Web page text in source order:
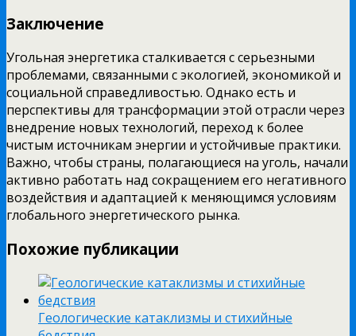
Заключение
Угольная энергетика сталкивается с серьезными
проблемами, связанными с экологией, экономикой и
социальной справедливостью. Однако есть и
перспективы для трансформации этой отрасли через
внедрение новых технологий, переход к более
чистым источникам энергии и устойчивые практики.
Важно, чтобы страны, полагающиеся на уголь, начали
активно работать над сокращением его негативного
воздействия и адаптацией к меняющимся условиям
глобального энергетического рынка.
Похожие публикации
Геологические катаклизмы и стихийные